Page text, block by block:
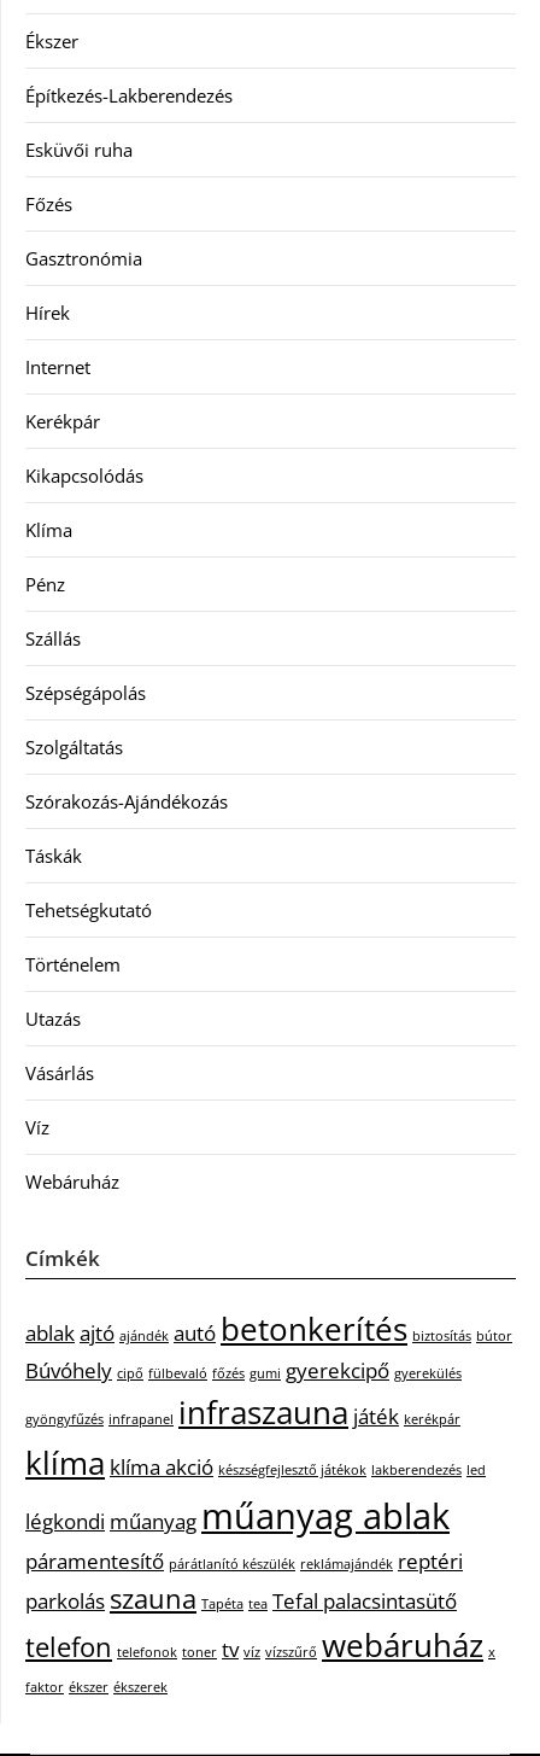
Ékszer
Építkezés-Lakberendezés
Esküvői ruha
Főzés
Gasztronómia
Hírek
Internet
Kerékpár
Kikapcsolódás
Klíma
Pénz
Szállás
Szépségápolás
Szolgáltatás
Szórakozás-Ajándékozás
Táskák
Tehetségkutató
Történelem
Utazás
Vásárlás
Víz
Webáruház
Címkék
ablakajtó ajándék autó betonkerítés biztosítás bútor
Búvóhely cipő fülbevaló főzés gumi gyerekcipő gyerekülés
gyöngyfűzés infrapanel infraszauna játék kerékpár
klíma klíma akció készségfejlesztő játékok lakberendezés led
légkondi műanyag műanyag ablak
páramentesítő párátlanító készülék reklámajándék reptéri
parkolás szauna Tapéta tea Tefal palacsintasütő
telefon telefonok toner tv víz vízszűrő webáruház x
faktor ékszer ékszerek